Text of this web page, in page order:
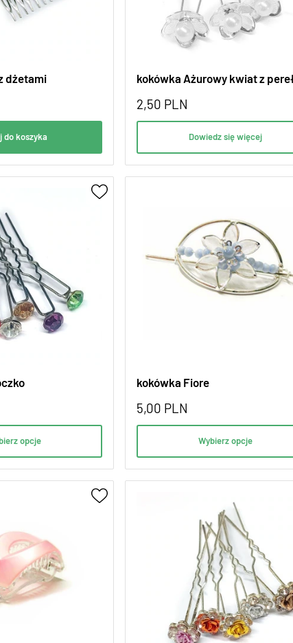
dżetami
do koszyka
kokówka Ażurowy kwiat z
2,50 PLN
Dowiedz się więcej
opcje
kokówka Fiore
5,00 PLN
Wybierz opcje